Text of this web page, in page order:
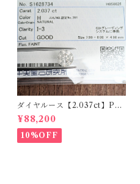
ダイヤルース【2.037ct】PR
O208851
¥88,200
10%OFF